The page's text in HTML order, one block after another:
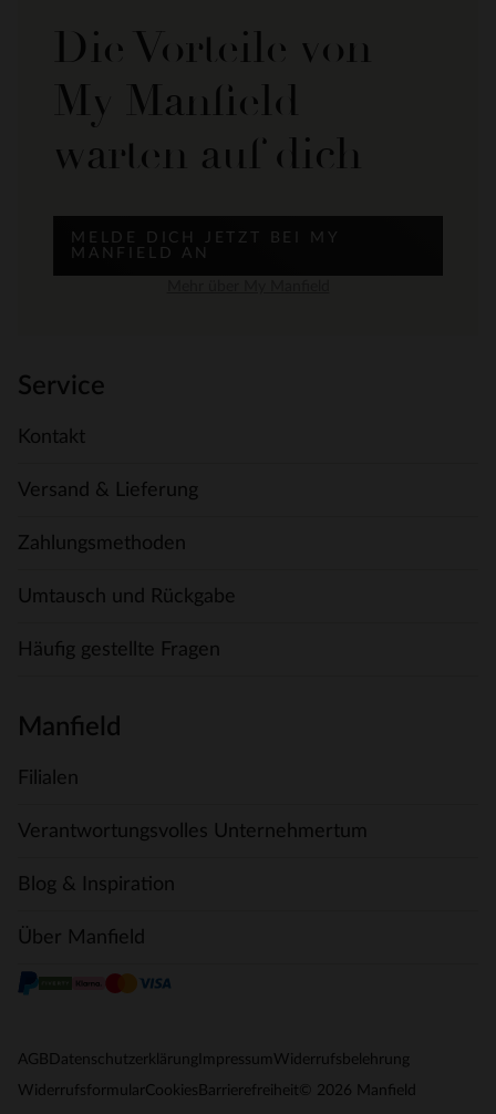
Die Vorteile von
My Manfield
warten auf dich
MELDE DICH JETZT BEI MY
MANFIELD AN
Service
Kontakt
Versand & Lieferung
Zahlungsmethoden
Umtausch und Rückgabe
Häufig gestellte Fragen
Manfield
Filialen
Verantwortungsvolles Unternehmertum
Blog & Inspiration
Über Manfield
AGB Datenschutzerklärung Impressum Widerrufsbelehrung
WiderrufsformularCookies Barrierefreiheit © 2026 Manfield